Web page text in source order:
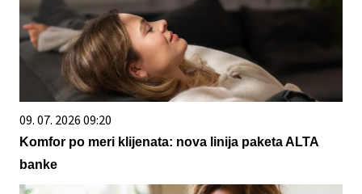
09. 07. 2026 09:20
Komfor po meri klijenata: nova linija paketa ALTA
banke